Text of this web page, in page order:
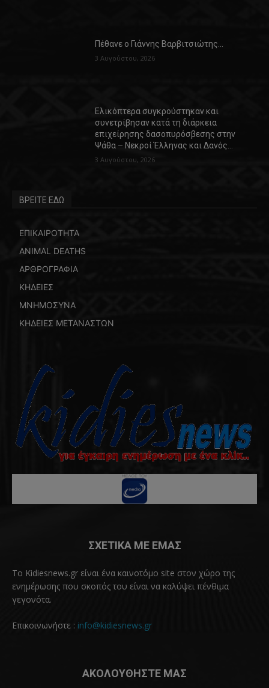
Πέθανε ο Γιάννης Βαρβιτσιώτης…
3 Αυγούστου, 2026
Ελικόπτερα συγκρούστηκαν και
συνετρίβησαν κατά τη διάρκεια
επιχείρησης δασοπυρόσβεσης στην
Ψάθα – Νεκροί Έλληνας και Δανός…
3 Αυγούστου, 2026
ΒΡΕΙΤΕ ΕΔΩ
ΕΠΙΚΑΙΡΟΤΗΤΑ
ANIMAL DEATHS
ΑΡΘΡΟΓΡΑΦΙΑ
ΚΗΔΕΙΕΣ
ΜΝΗΜΟΣΥΝΑ
ΚΗΔΕΙΕΣ ΜΕΤΑΝΑΣΤΩΝ
ΣΧΕΤΙΚΑ ΜΕ ΕΜΑΣ
Το Kidiesnews.gr είναι ένα καινοτόμο site στον χώρο της
ενημέρωσης που σκοπός του είναι να καλύψει πένθιμα
γεγονότα.
Επικοινωνήστε : info@kidiesnews.gr
ΑΚΟΛΟΥΘΗΣΤΕ ΜΑΣ